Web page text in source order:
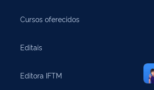
Cursos oferecidos
Editais
Editora IFTM